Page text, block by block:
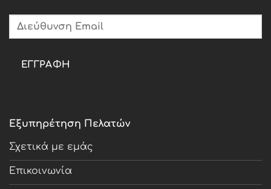
Εξυπηρέτηση Πελατών
Σχετικά με εμάς
Επικοινωνία